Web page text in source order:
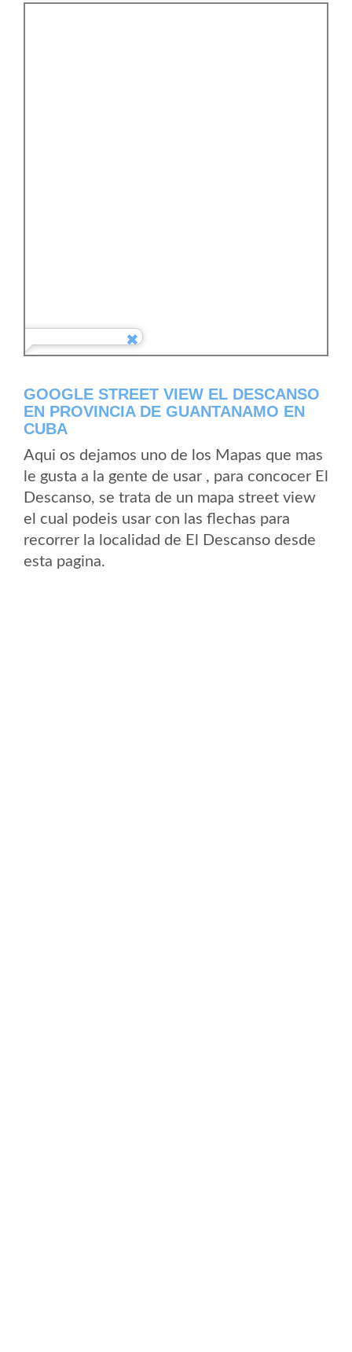
GOOGLE STREET VIEW EL DESCANSO
EN PROVINCIA DE GUANTANAMO EN
CUBA
Aqui os dejamos uno de los Mapas que mas
le gusta a la gente de usar , para concocer El
Descanso, se trata de un mapa street view
el cual podeis usar con las flechas para
recorrer la localidad de El Descanso desde
esta pagina.